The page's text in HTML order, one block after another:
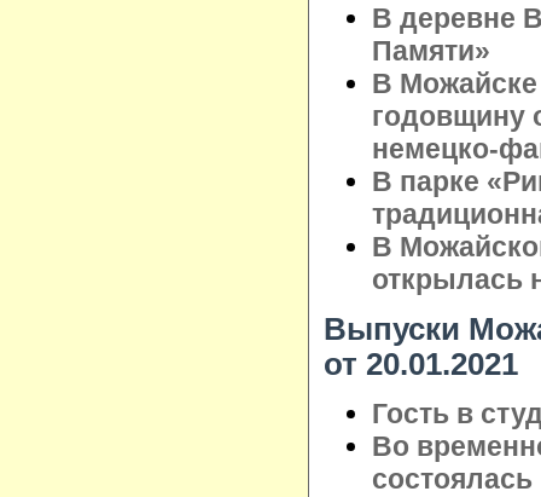
В деревне
Памяти»
В
годовщину
немецко-
В парке
В
открылась
Выпуски
от 20.01.2021
Гость в
Во
состоялась